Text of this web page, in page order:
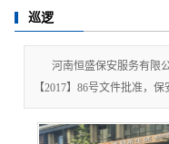
巡逻
河南恒盛保安服务有限
【2017】86号文件批准，